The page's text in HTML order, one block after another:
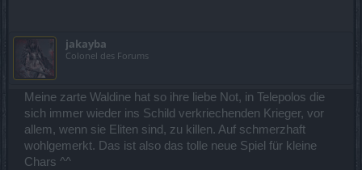
jakayba
Colonel des Forums
Meine zarte Waldine hat so ihre liebe Not, in Telepolos die
sich immer wieder ins Schild verkriechenden Krieger, vor
allem, wenn sie Eliten sind, zu killen. Auf schmerzhaft
wohlgemerkt. Das ist also das tolle neue Spiel für kleine
Chars ^^